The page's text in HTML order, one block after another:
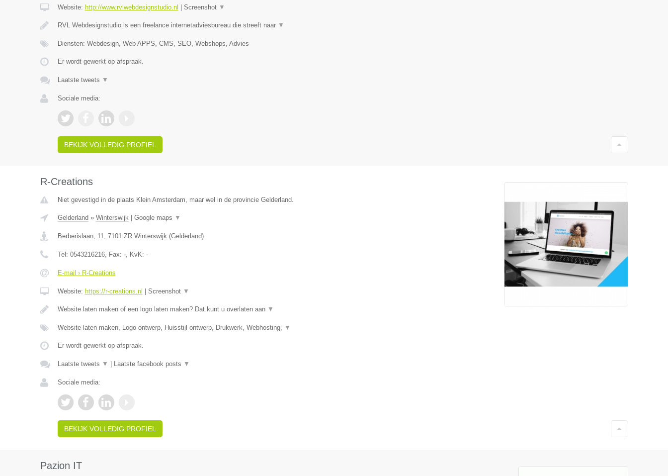
Website: http://www.rvlwebdesignstudio.nl Screenshot ▼
RVL Webdesignstudio is een freelance internetadviesbureau die streeft naar ▼
Diensten: Webdesign, Web APPS, CMS, SEO, Webshops, Advies
Er wordt gewerkt op afspraak.
Laatste tweets ▼
Sociale media:
BEKIJK VOLLEDIG PROFIEL
R-Creations
Niet gevestigd in de plaats Klein Amsterdam, maar wel in de provincie Gelderland.
Gelderland » Winterswijk| Google maps ▼
Berberislaan, 11, 7101 ZR Winterswijk(Gelderland)
Tel: 0543216216, Fax: -, KvK: -
E-mail › R-Creations
Website: https://r-creations.nl Screenshot ▼
Website laten maken of een logo laten maken? Dat kunt u overlaten aan ▼
Website laten maken, Logo ontwerp, Huisstijl ontwerp, Drukwerk, Webhosting, ▼
Er wordt gewerkt op afspraak.
Laatste tweets ▼ Laatste facebook posts ▼
Sociale media:
BEKIJK VOLLEDIG PROFIEL
Pazion IT